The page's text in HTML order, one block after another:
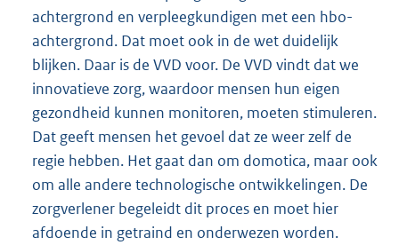
achtergrond en verpleegkundigen met een hbo-
achtergrond. Dat moet ook in de wet duidelijk
blijken. Daar is de VVD voor. De VVD vindt dat we
innovatieve zorg, waardoor mensen hun eigen
gezondheid kunnen monitoren, moeten stimuleren.
Dat geeft mensen het gevoel dat ze weer zelf de
regie hebben. Het gaat dan om domotica, maar ook
om alle andere technologische ontwikkelingen. De
zorgverlener begeleidt dit proces en moet hier
afdoende in getraind en onderwezen worden.